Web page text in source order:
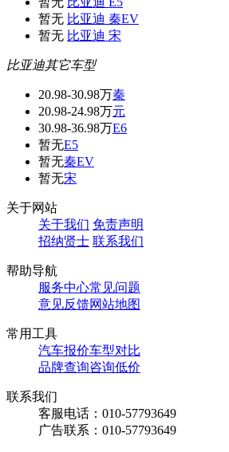
暂无 比亚迪 秦EV
暂无 比亚迪 宋
比亚迪其它车型
20.98-30.98万秦
20.98-24.98万元
30.98-36.98万E6
暂无E5
暂无秦EV
暂无宋
关于网站
关于我们 免责声明
招纳贤士 联系我们
帮助导航
服务中心常见问题
意见反馈网站地图
常用工具
汽车报价车型对比
品牌查询咨询低价
联系我们
客服电话： 010-57793649
广告联系： 010-57793649